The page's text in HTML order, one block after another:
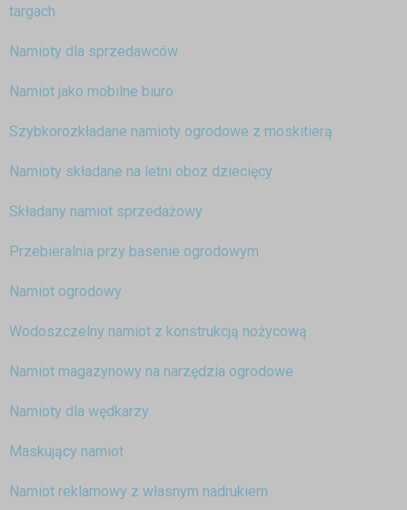
targach
Namioty dla sprzedawców
Namiot jako mobilne biuro
Szybkorozkładane namioty ogrodowe z moskitierą
Namioty składane na letni oboz dziecięcy
Składany namiot sprzedażowy
Przebieralnia przy basenie ogrodowym
Namiot ogrodowy
Wodoszczelny namiot z konstrukcją nożycową
Namiot magazynowy na narzędzia ogrodowe
Namioty dla wędkarzy
Maskujący namiot
Namiot reklamowy z własnym nadrukiem